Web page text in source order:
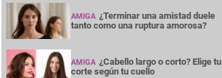
AMIGA ¿Terminar una amistad duele
tanto como una ruptura amorosa?
AMIGA ¿Cabello largo o corto? Elige tu
corte según tu cuello